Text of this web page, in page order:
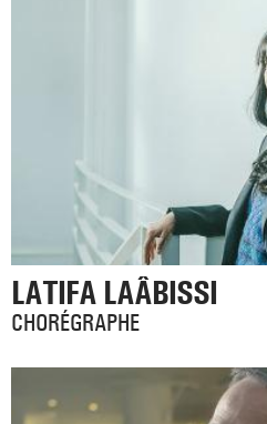
LATIFA LAÂBISSI
CHORÉGRAPHE